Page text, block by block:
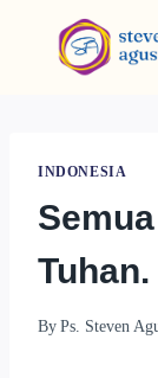
INDONESIA
Tuhan.
By Ps. Steven